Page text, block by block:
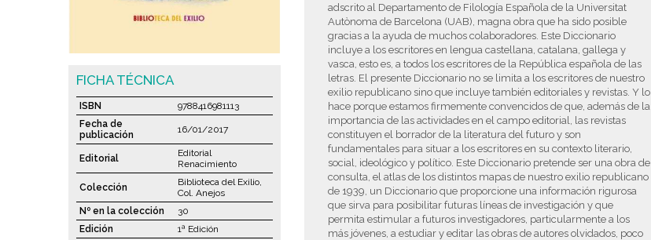
adscrito al Departamento de Filología Española de la Universitat
Autònoma de Barcelona (UAB), magna obra que ha sido posible
gracias a la ayuda de muchos colaboradores. Este Diccionario
incluye a los escritores en lengua castellana, catalana, gallega y
vasca, esto es, a todos los escritores de la República española de las
letras. El presente Diccionario no se limita a los escritores de nuestro
exilio republicano sino que incluye también editoriales y revistas. Y lo
hace porque estamos firmemente convencidos de que, además de la
importancia de las actividades en el campo editorial, las revistas
constituyen el borrador de la literatura del futuro y son
fundamentales para situar a los escritores en su contexto literario,
social, ideológico y político. Este Diccionario pretende ser una obra de
consulta, el atlas de los distintos mapas de nuestro exilio republicano
de 1939, un Diccionario que proporcione una información rigurosa
que sirva para posibilitar futuras líneas de investigación y que
permita estimular a futuros investigadores, particularmente a los
más jóvenes, a estudiar y editar las obras de autores olvidados, poco
FICHA TÉCNICA
ISBN
9788416981113
Fecha de
publicación
16/01/2017
Editorial
Editorial
Renacimiento
Colección
Biblioteca del Exilio,
Col. Anejos
Nº en la colección
30
Edición
1ª Edición